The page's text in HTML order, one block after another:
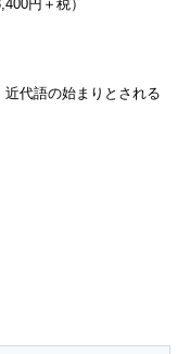
円＋税）
代語の始まりとされる